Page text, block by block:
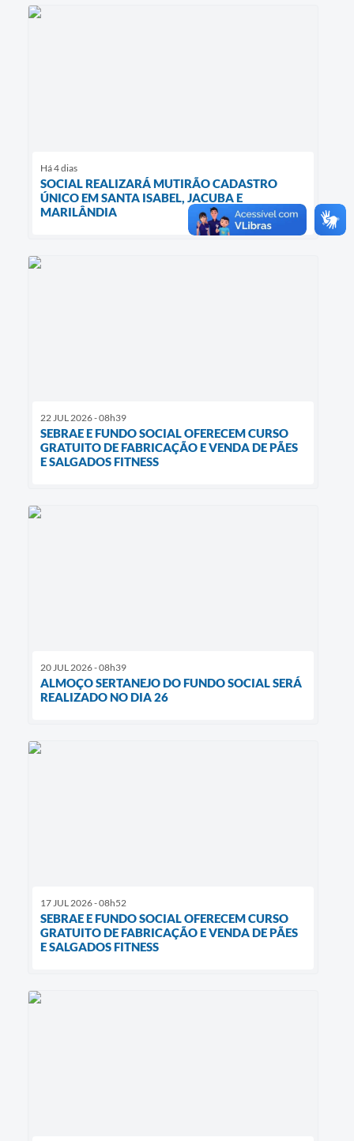
Há 4 dias
SOCIAL REALIZARÁ MUTIRÃO CADASTRO
ÚNICO EM SANTA ISABEL, JACUBA E
MARILÂNDIA
22 JUL 2026 - 08h39
SEBRAE E FUNDO SOCIAL OFERECEM CURSO
GRATUITO DE FABRICAÇÃO E VENDA DE PÃES
E SALGADOS FITNESS
20 JUL 2026 - 08h39
ALMOÇO SERTANEJO DO FUNDO SOCIAL SERÁ
REALIZADO NO DIA 26
17 JUL 2026 - 08h52
SEBRAE E FUNDO SOCIAL OFERECEM CURSO
GRATUITO DE FABRICAÇÃO E VENDA DE PÃES
E SALGADOS FITNESS